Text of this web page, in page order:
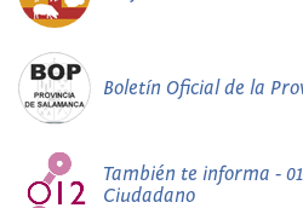
Boletín Oficial de la
También te informa -
Ciudadano